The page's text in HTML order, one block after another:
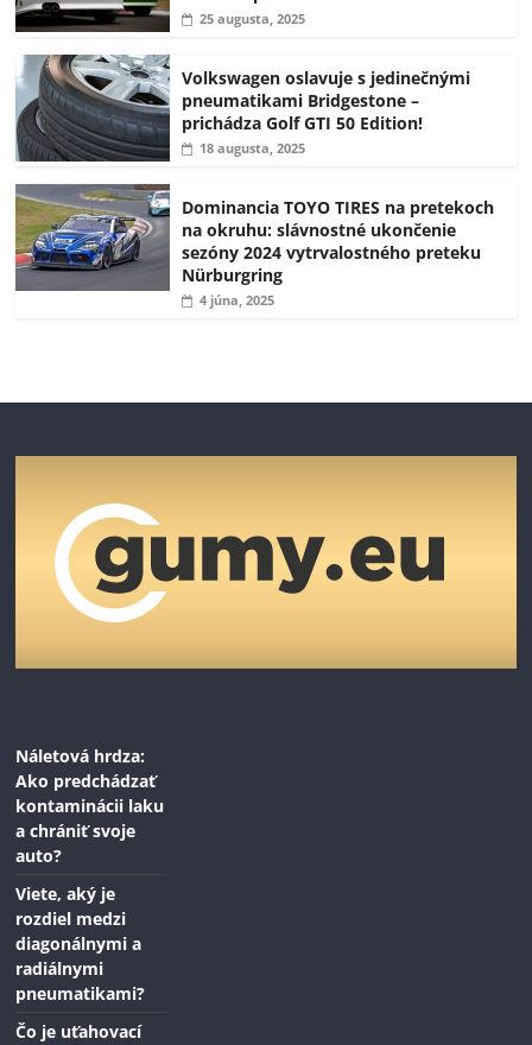
25 augusta, 2025
Volkswagen oslavuje s jedinečnými
pneumatikami Bridgestone –
prichádza Golf GTI 50 Edition!
18 augusta, 2025
Dominancia TOYO TIRES na pretekoch
na okruhu: slávnostné ukončenie
sezóny 2024 vytrvalostného preteku
Nürburgring
4 júna, 2025
Náletová hrdza:
Ako predchádzať
kontaminácii laku
a chrániť svoje
auto?
Viete, aký je
rozdiel medzi
diagonálnymi a
radiálnymi
pneumatikami?
Čo je uťahovací